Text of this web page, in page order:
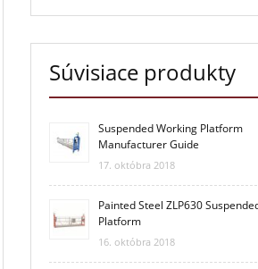
Súvisiace produkty
Suspended Working Platform
Manufacturer Guide
17. októbra 2018
Painted Steel ZLP630
Platform
16. októbra 2018